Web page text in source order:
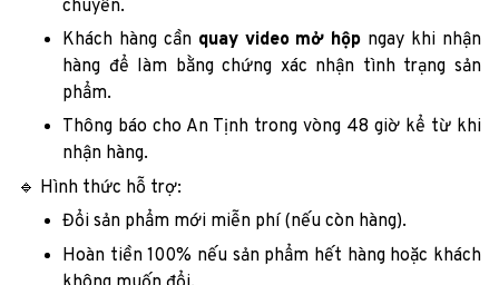
chuyển.
Khách hàng cần quay video mở hộp ngay khi nhận
hàng để làm bằng chứng xác nhận tình trạng sản
phẩm.
Thông báo cho An Tịnh trong vòng 48 giờ kể từ khi
nhận hàng.
🔹 Hình thức hỗ trợ:
Đổi sản phẩm mới miễn phí (nếu còn hàng).
Hoàn tiền 100% nếu sản phẩm hết hàng hoặc khách